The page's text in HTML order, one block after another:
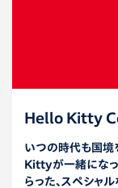
Hello Kitty
いつの時代も国
Kittyが一緒になっ
らった、スペシャ